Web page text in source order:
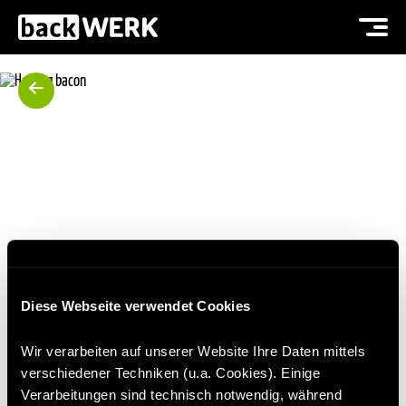
Diese Webseite verwendet Cookies
Wir verarbeiten auf unserer Website Ihre Daten mittels
verschiedener Techniken (u.a. Cookies). Einige
Verarbeitungen sind technisch notwendig, während
HOTDOG BACON